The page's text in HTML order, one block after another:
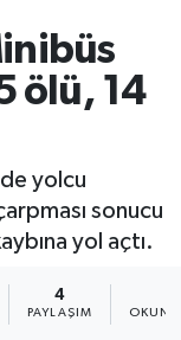
ölü, 14
yolcu
sonucu
yol açtı.
4
PAYLAŞIM